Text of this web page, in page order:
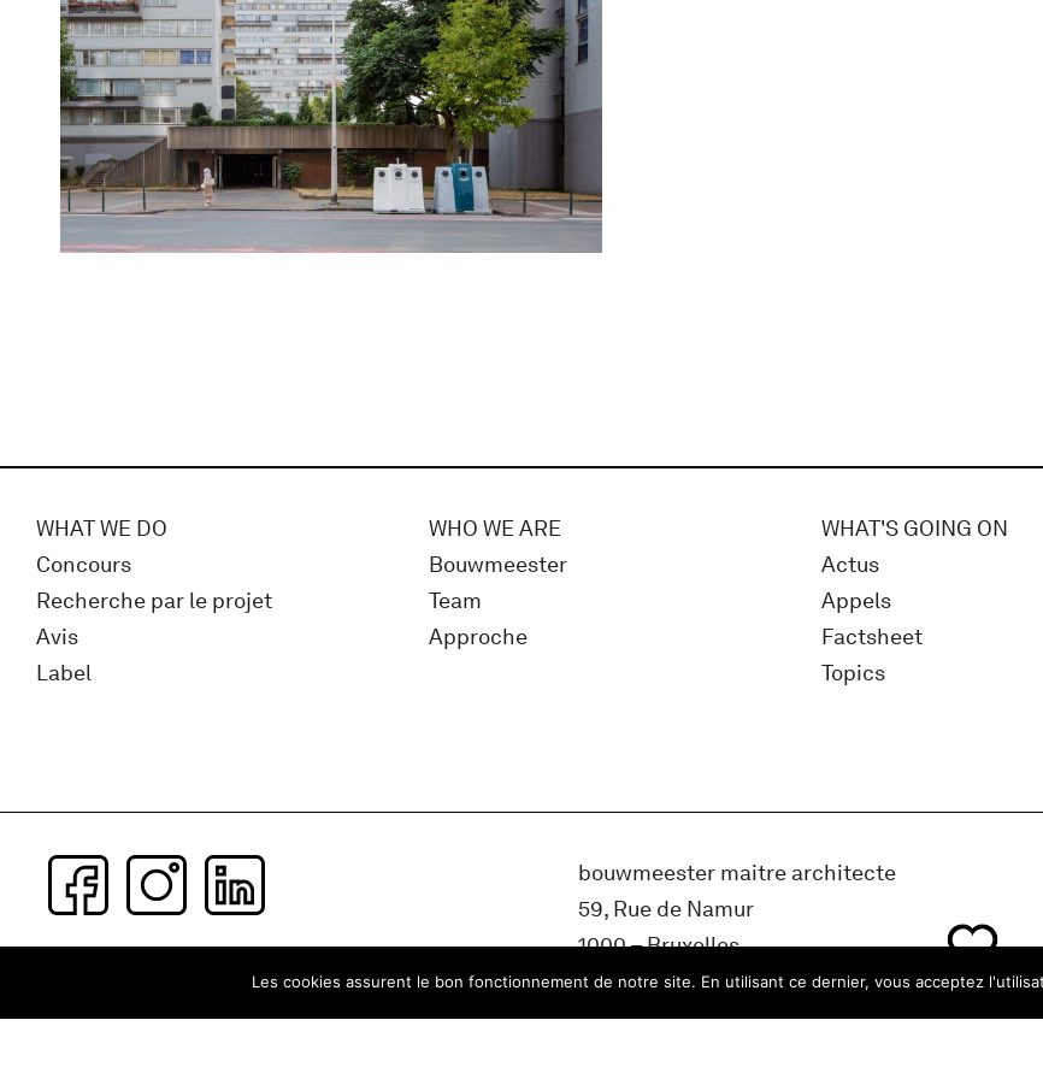
WHAT WE DO
Concours
Recherche par le projet
Avis
Label
WHO WE ARE
Bouwmeester
Team
Approche
WHAT'S GOING ON
Actus
Appels
Factsheet
Topics
Subscribe to our newsletter
bouwmeester maitre architecte
59, Rue de Namur
1000 – Bruxelles
Belgique
Les cookies assurent le bon fonctionnement de notre site. En utilisant ce dernier, vous acceptez